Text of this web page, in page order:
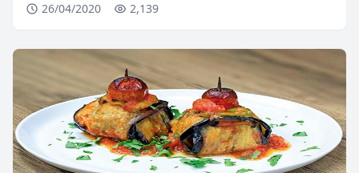
26/04/2020 2,139